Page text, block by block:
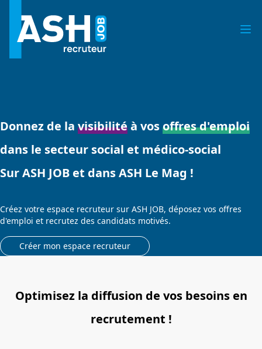
Donnez de la visibilitéà vosoffres d'emploi
dans le secteur social et médico-social
Sur ASH JOB et dans ASH Le Mag !
Créez votre espace recruteur sur ASH JOB, déposez vos offres
d'emploi et recrutez des candidats motivés.
Créer mon espace recruteur
Optimisez la diffusion de vos besoins en
recrutement !